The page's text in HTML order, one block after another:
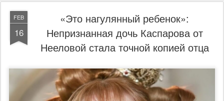
FEB
16
«Это нагулянный ребенок»:
Непризнанная дочь Каспарова от
Нееловой стала точной копией отца